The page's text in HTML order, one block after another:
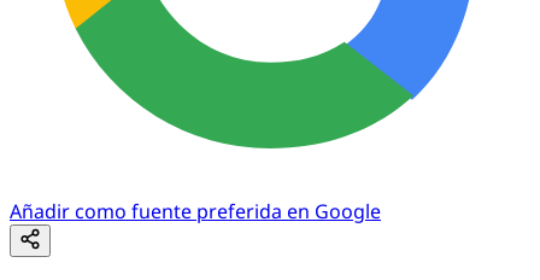
Añadir como fuente preferida en Google